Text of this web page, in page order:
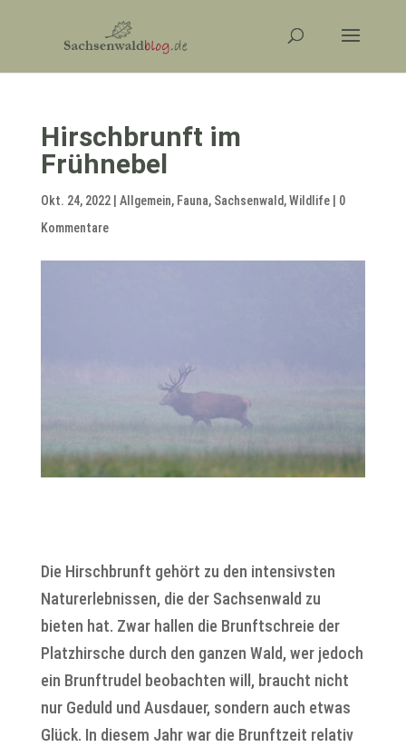
Hirschbrunft im
Frühnebel
Okt. 24, 2022| Allgemein, Fauna, Sachsenwald,Wildlife| 0
Kommentare
Die Hirschbrunft gehört zu den intensivsten
Naturerlebnissen, die der Sachsenwald zu
bieten hat. Zwar hallen die Brunftschreie der
Platzhirsche durch den ganzen Wald, wer jedoch
ein Brunftrudel beobachten will, braucht nicht
nur Geduld und Ausdauer, sondern auch etwas
Glück. In diesem Jahr war die Brunftzeit relativ